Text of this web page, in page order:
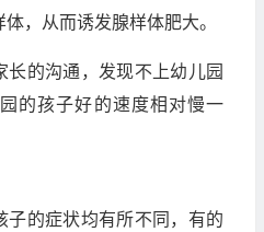
，从而诱发腺样体肥大。
长的沟通，发现不上幼儿园
的孩子好的速度相对慢一
子的症状均有所不同，有的